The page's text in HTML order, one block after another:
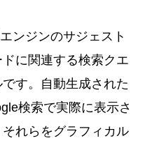
ンジンのサジェスト
に関連する検索クエ
す。自動生成された
検索で実際に表示さ
れらをグラフィカル